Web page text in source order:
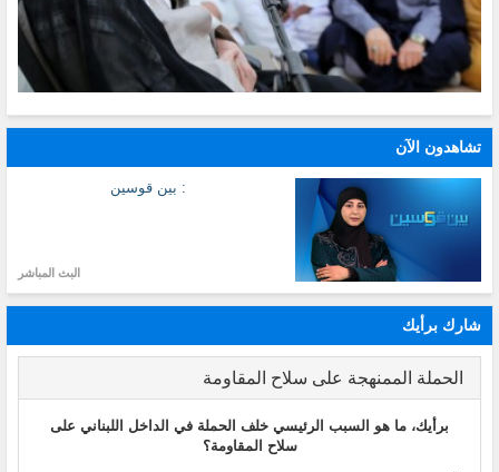
تشاهدون الآن
: بين قوسين
البث المباشر
شارك برأيك
الحملة الممنهجة على سلاح المقاومة
برأيك، ما هو السبب الرئيسي خلف الحملة في الداخل اللبناني على
سلاح المقاومة؟